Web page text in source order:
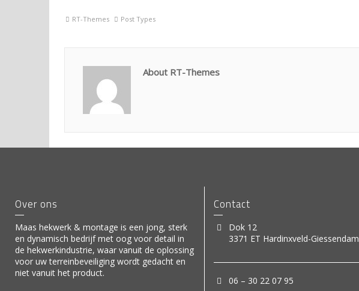
RT-Themes Post Types
About RT-Themes
Over ons
Maas hekwerk & montage is een jong, sterk
en dynamisch bedrijf met oog voor detail in
de hekwerkindustrie, waar vanuit de oplossing
voor uw terreinbeveiliging wordt gedacht en
niet vanuit het product.
Contact
Dok 12
3371 ET Hardinxveld-Giessendam
06 – 30 22 07 95